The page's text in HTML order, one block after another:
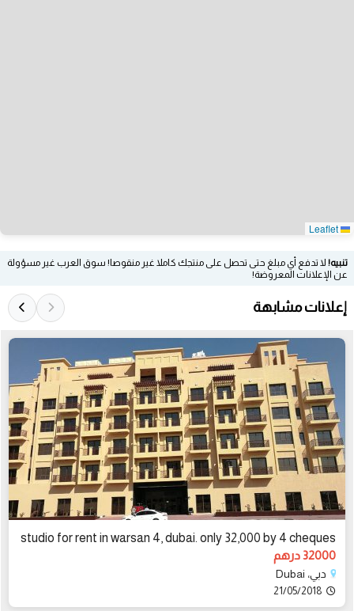
تنبيه! لا تدفع أي مبلغ حتى تحصل على منتجك كاملا غير منقوصا! سوق العرب غير مسؤولة
عن الإعلانات المعروضة!
إعلانات مشابهة
studio for rent in warsan 4, dubai. only 32,000 by 4 cheques
32000 درهم
دبي، Dubai
21/05/2018